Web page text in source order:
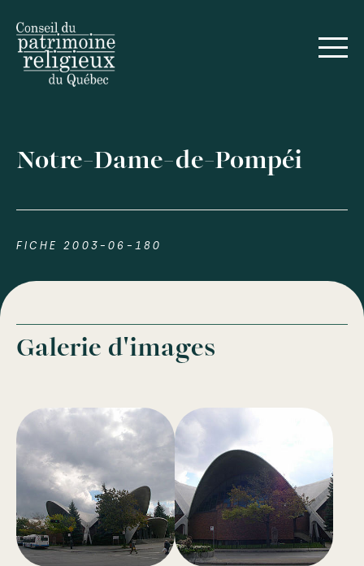
Notre-Dame-de-Pompéi
FICHE 2003-06-180
Galerie d'images